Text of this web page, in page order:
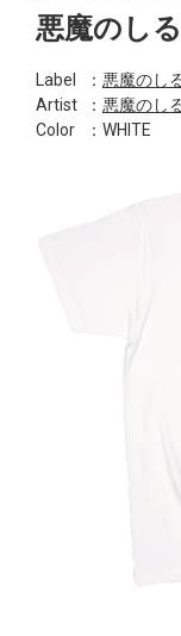
悪魔のし
Label ： 悪魔のし
Artist
： 悪魔のし
Color
：WHITE